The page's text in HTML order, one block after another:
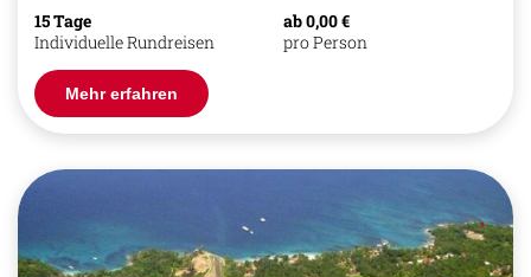
15 Tage
Individuelle Rundreisen
ab 0,00 €
pro Person
Mehr erfahren